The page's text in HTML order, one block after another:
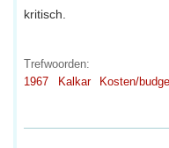
kritisch.
Trefwoorden:
1967
Kalkar Kosten/